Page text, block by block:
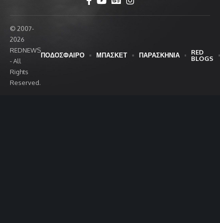
© 2007-
2026
REDNEWS
- All
Rights
Reserved.
ΠΟΔΟΣΦΑΙΡΟ ΜΠΑΣΚΕΤ ΠΑΡΑΣΚΗΝΙΑ
RED
BLOGS